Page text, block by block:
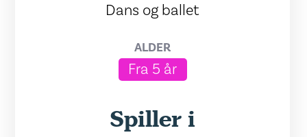
Dans og ballet
ALDER
Fra 5 år
Spiller i